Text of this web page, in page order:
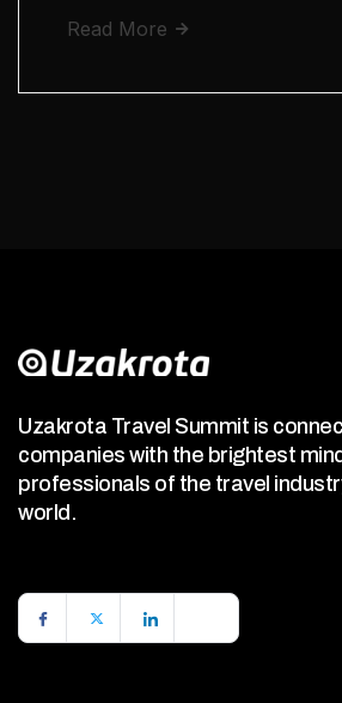
Read More
Uzakrota Travel Summit is
companies with the brightest
professionals of the travel
world.